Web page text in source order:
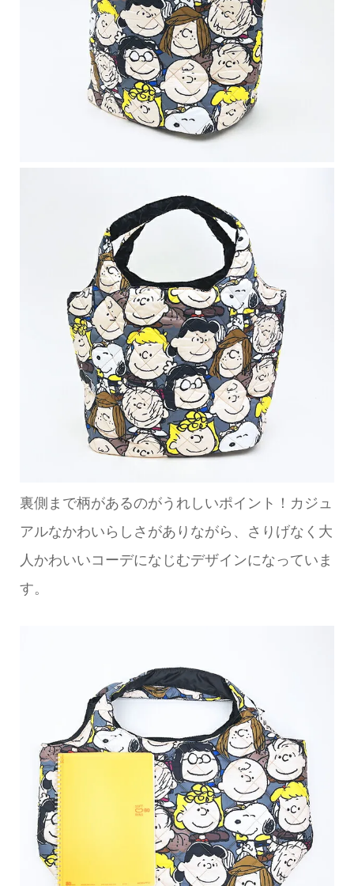
裏側まで柄があるのがうれしいポイント！カジュ
アルなかわいらしさがありながら、さりげなく大
人かわいいコーデになじむデザインになっていま
す。